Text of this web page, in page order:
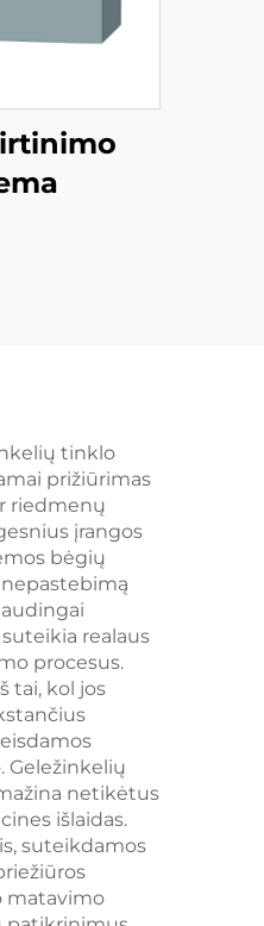
tinklo
prižiūrimas
riedmenų
įrangos
bėgių
realaus
procesus.
tai, kol jos
Geležinkelių
netikėtus
išlaidas.
suteikdamos
matavimo